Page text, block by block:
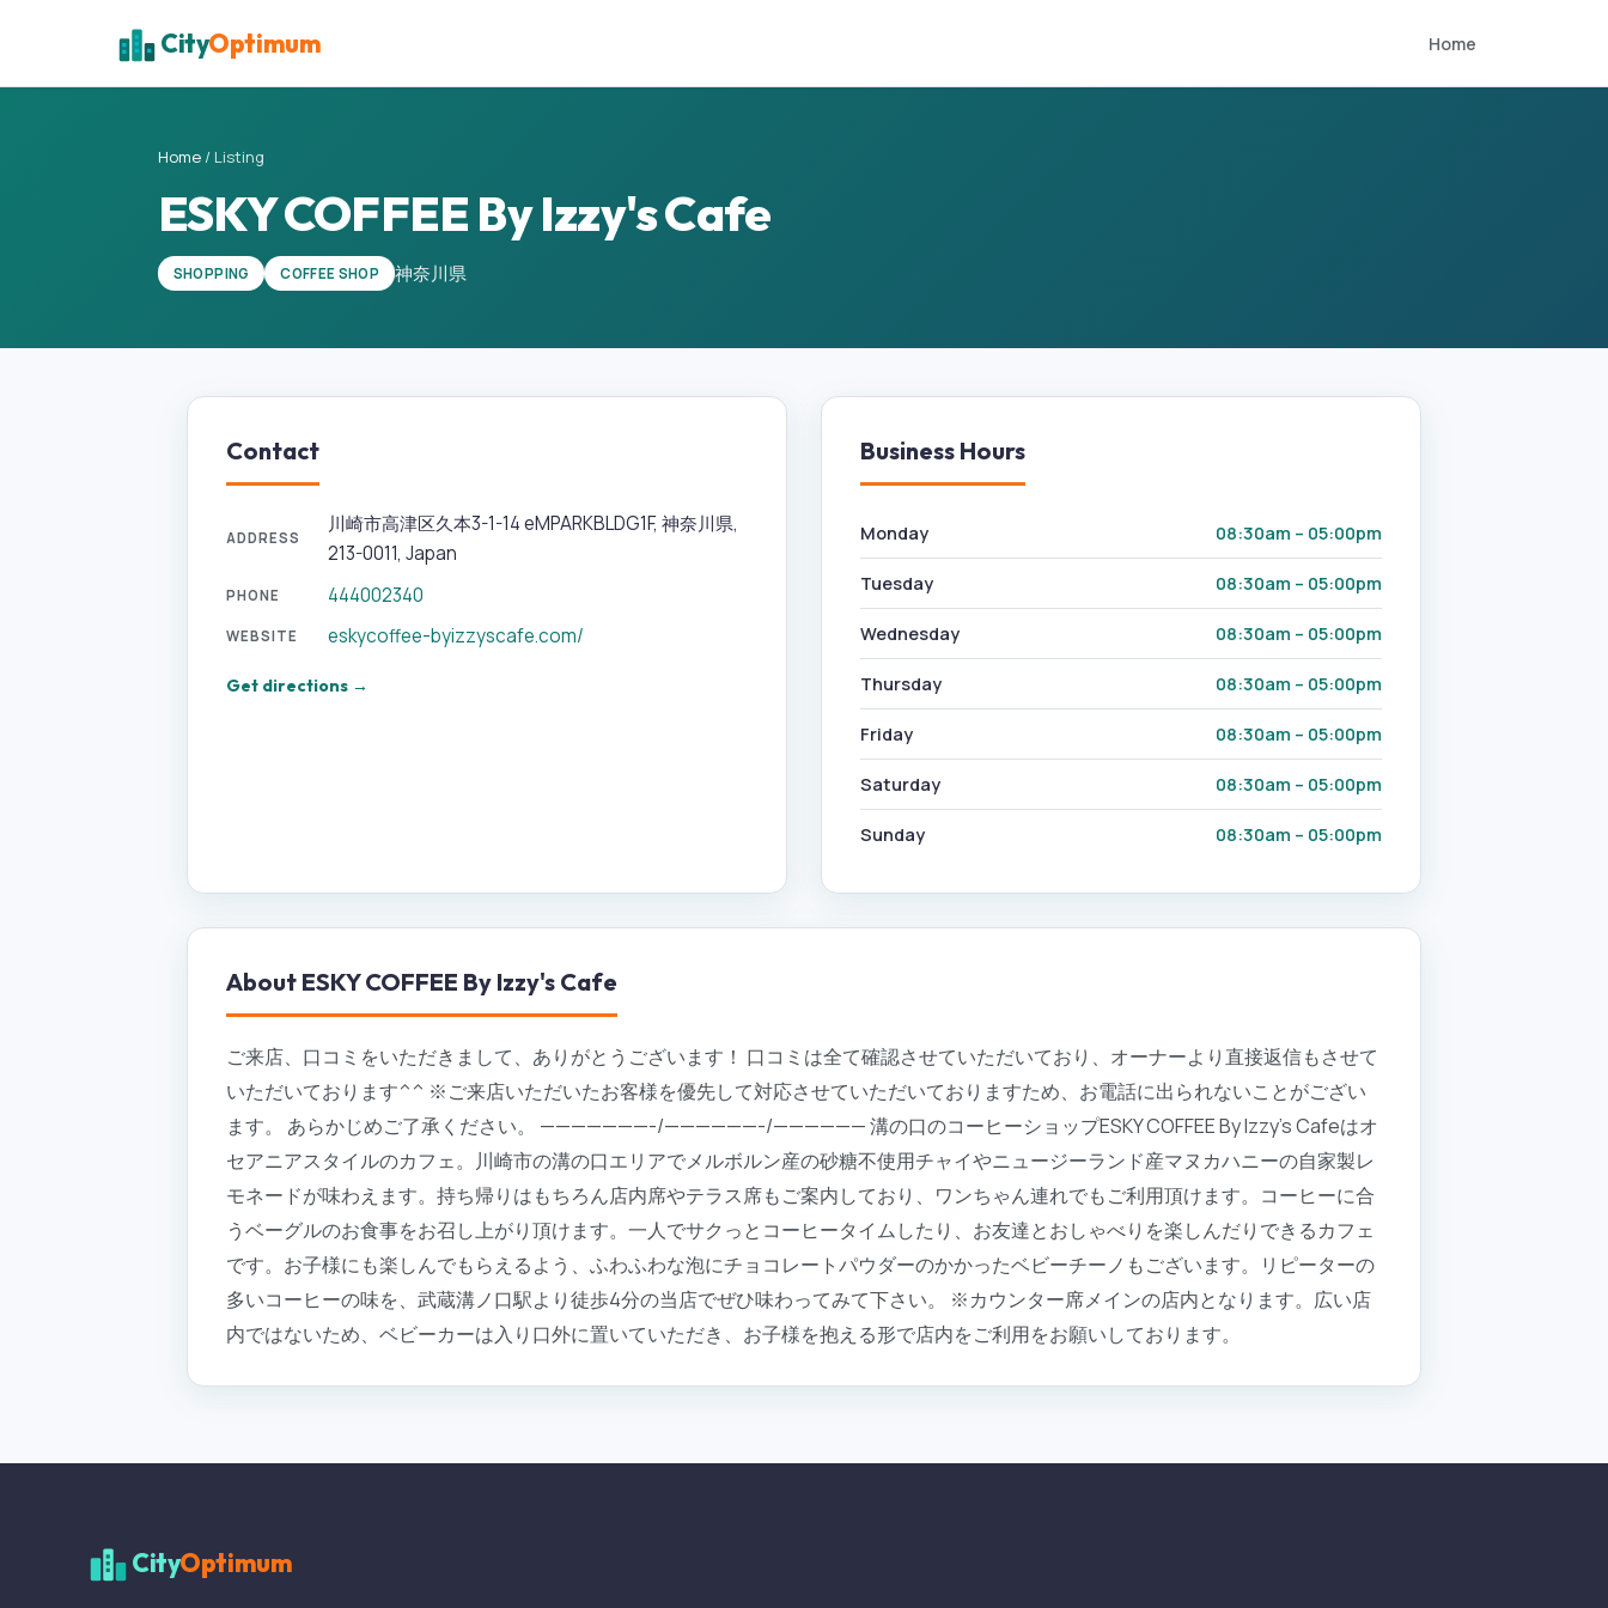
CityOptimum Home
Home / Listing
ESKY COFFEE By Izzy's Cafe
SHOPPING COFFEE SHOP 神奈川県
Contact
ADDRESS
川崎市高津区久本3-1-14 eMPARKBLDG1F, 神奈川県,
213-0011, Japan
PHONE 444002340
WEBSITE eskycoffee-byizzyscafe.com/
Get directions →
Business Hours
Monday 08:30am – 05:00pm
Tuesday 08:30am – 05:00pm
Wednesday 08:30am – 05:00pm
Thursday 08:30am – 05:00pm
Friday 08:30am – 05:00pm
Saturday 08:30am – 05:00pm
Sunday 08:30am – 05:00pm
About ESKY COFFEE By Izzy's Cafe
ご来店、口コミをいただきまして、ありがとうございます！ 口コミは全て確認させていただいており、オーナーより直接返信もさせて
いただいております^^ ※ご来店いただいたお客様を優先して対応させていただいておりますため、お電話に出られないことがござい
ます。 あらかじめご了承ください。 ———————-/——————-/—————— 溝の口のコーヒーショップESKY COFFEE By Izzy's Cafeはオ
セアニアスタイルのカフェ。川崎市の溝の口エリアでメルボルン産の砂糖不使用チャイやニュージーランド産マヌカハニーの自家製レ
モネードが味わえます。持ち帰りはもちろん店内席やテラス席もご案内しており、ワンちゃん連れでもご利用頂けます。コーヒーに合
うベーグルのお食事をお召し上がり頂けます。一人でサクっとコーヒータイムしたり、お友達とおしゃべりを楽しんだりできるカフェ
です。お子様にも楽しんでもらえるよう、ふわふわな泡にチョコレートパウダーのかかったベビーチーノもございます。リピーターの
多いコーヒーの味を、武蔵溝ノ口駅より徒歩4分の当店でぜひ味わってみて下さい。 ※カウンター席メインの店内となります。広い店
内ではないため、ベビーカーは入り口外に置いていただき、お子様を抱える形で店内をご利用をお願いしております。
CityOptimum